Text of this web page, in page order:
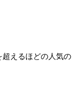
えるほどの人気の